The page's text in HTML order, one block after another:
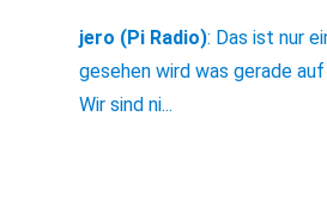
jero (Pi Radio): Das ist nur
gesehen wird was gerade
Wir sind ni...